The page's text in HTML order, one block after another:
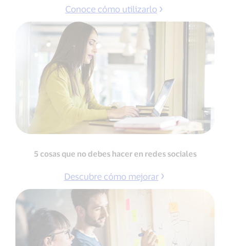
Conoce cómo utilizarlo
5 cosas que no debes hacer en redes sociales
Descubre cómo mejorar